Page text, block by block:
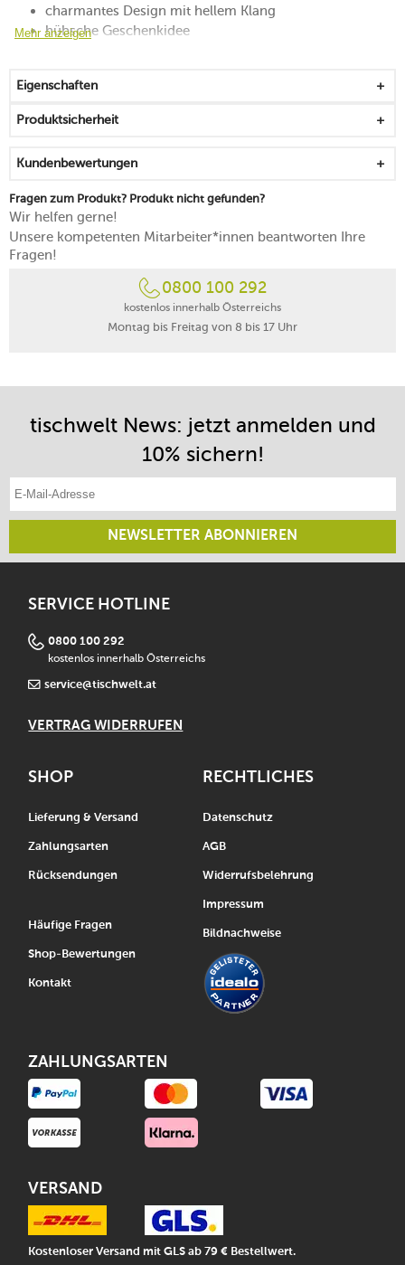
charmantes Design mit hellem Klang
hübsche Geschenkidee
Mehr anzeigen
Eigenschaften
Produktsicherheit
Kundenbewertungen
Fragen zum Produkt? Produkt nicht gefunden?
Wir helfen gerne!
Unsere kompetenten Mitarbeiter*innen beantworten Ihre
Fragen!
0800 100 292
kostenlos innerhalb Österreichs
Montag bis Freitag von 8 bis 17 Uhr
tischwelt News: jetzt anmelden und
10% sichern!
NEWSLETTER ABONNIEREN
SERVICE HOTLINE
0800 100 292
kostenlos innerhalb Österreichs
service@tischwelt.at
VERTRAG WIDERRUFEN
SHOP
Lieferung & Versand
Zahlungsarten
Rücksendungen
Häufige Fragen
Shop-Bewertungen
Kontakt
RECHTLICHES
Datenschutz
AGB
Widerrufsbelehrung
Impressum
Bildnachweise
ZAHLUNGSARTEN
VERSAND
Kostenloser Versand mit GLS ab 79 € Bestellwert.